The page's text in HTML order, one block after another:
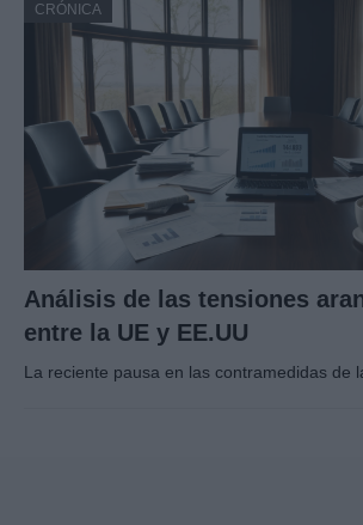
CRÓNICA
Análisis de las tensiones
entre la UE y EE.UU
La reciente pausa en las contramedidas de